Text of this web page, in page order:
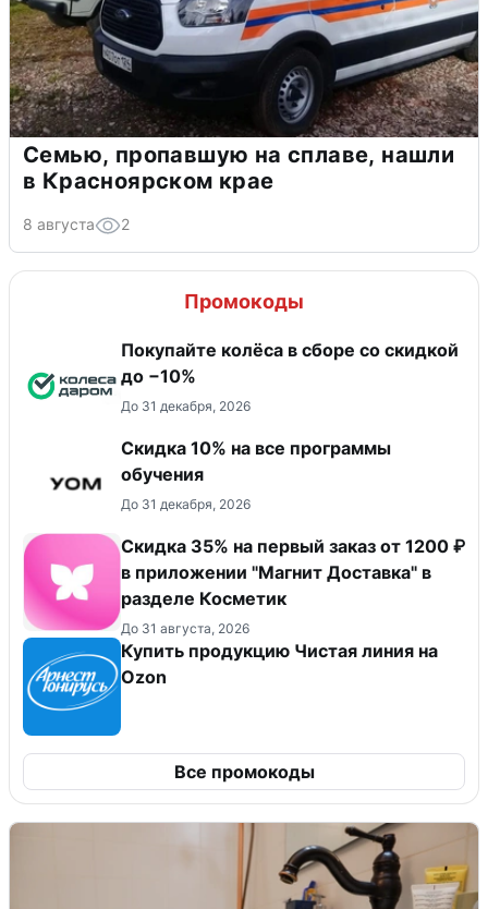
Семью, пропавшую на сплаве, нашли
в Красноярском крае
8 августа 2
Промокоды
Покупайте колёса в сборе со скидкой
до −10%
До 31 декабря, 2026
Скидка 10% на все программы
обучения
До 31 декабря, 2026
​Скидка 35% на первый заказ от 1200 ₽
в приложении "Магнит Доставка"​ в
разделе Косметик
До 31 августа, 2026
Купить продукцию Чистая линия на
Ozon
Все промокоды